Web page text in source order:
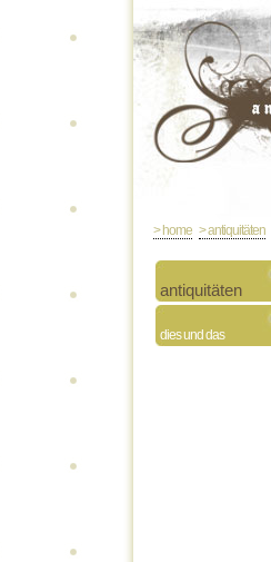
> home > antiquitäten
antiquitäten
dies und das